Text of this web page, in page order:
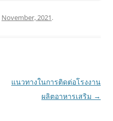
November, 2021.
แนวทางในการติดต่อโรงงาน
ผลิตอาหารเสริม →